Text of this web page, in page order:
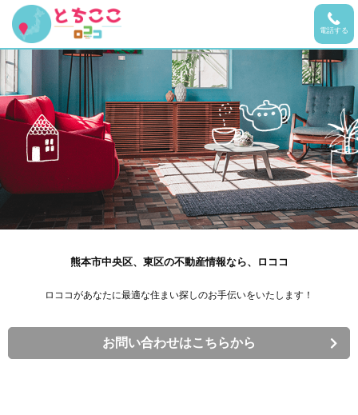
電話する
熊本市中央区、東区の不動産情報なら、ロココ
ロココがあなたに最適な住まい探しのお手伝いをいたします！
お問い合わせはこちらから